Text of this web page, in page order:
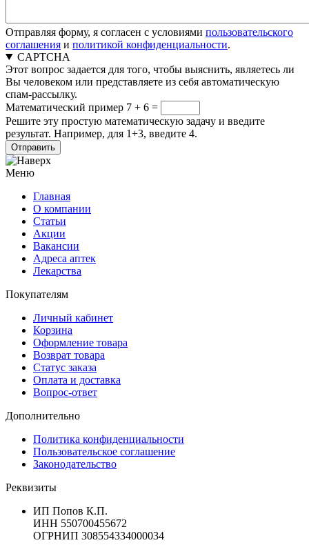
Отправляя форму, я согласен с условиями пользовательского
соглашения и политикой конфиденциальности.
CAPTCHA
Этот вопрос задается для того, чтобы выяснить, являетесь ли
Вы человеком или представляете из себя автоматическую
спам-рассылку.
Математический пример 7 + 6 =
Решите эту простую математическую задачу и введите
результат. Например, для 1+3, введите 4.
Меню
Главная
О компании
Статьи
Акции
Вакансии
Адреса аптек
Лекарства
Покупателям
Личный кабинет
Корзина
Оформление товара
Возврат товара
Статус заказа
Оплата и доставка
Вопрос-ответ
Дополнительно
Политика конфиденциальности
Пользовательское соглашение
Законодательство
Реквизиты
ИП Попов К.П.
ИНН 550700455672
ОГРНИП 308554334000034